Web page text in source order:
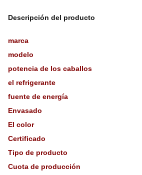
Descripción del producto
marca
modelo
potencia de los caballos
el refrigerante
fuente de energía
Envasado
El color
Certificado
Tipo de producto
Cuota de producción